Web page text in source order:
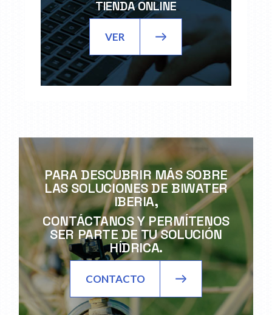
TIENDA ONLINE
VER
PARA DESCUBRIR MÁS SOBRE
LAS SOLUCIONES DE BIWATER
IBERIA,
CONTÁCTANOS Y PERMÍTENOS
SER PARTE DE TU SOLUCIÓN
HÍDRICA.
CONTACTO